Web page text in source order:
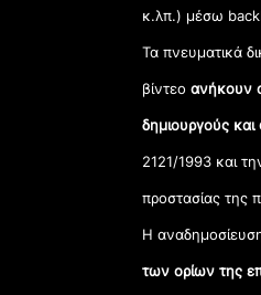
κ.λπ.) μέσω
Τα πνευματικά
βίντεοανήκουν
δημιουργούς και
2121/1993 και
προστασίας της
Η
των ορίων της